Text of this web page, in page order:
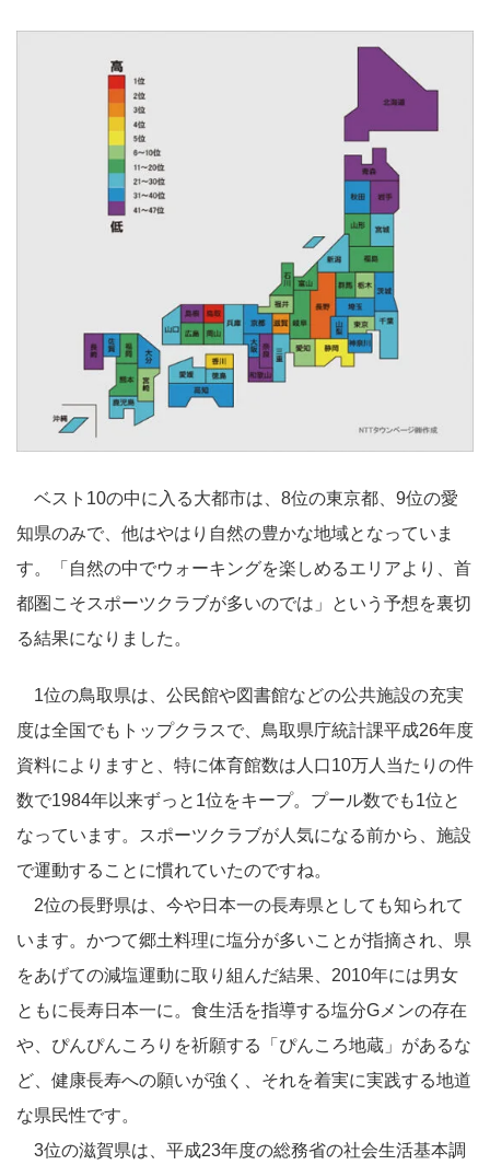
ベスト10の中に入る大都市は、8位の東京都、9位の愛
知県のみで、他はやはり自然の豊かな地域となっていま
す。「自然の中でウォーキングを楽しめるエリアより、首
都圏こそスポーツクラブが多いのでは」という予想を裏切
る結果になりました。
1位の鳥取県は、公民館や図書館などの公共施設の充実
度は全国でもトップクラスで、鳥取県庁統計課平成26年度
資料によりますと、特に体育館数は人口10万人当たりの件
数で1984年以来ずっと1位をキープ。プール数でも1位と
なっています。スポーツクラブが人気になる前から、施設
で運動することに慣れていたのですね。
2位の長野県は、今や日本一の長寿県としても知られて
います。かつて郷土料理に塩分が多いことが指摘され、県
をあげての減塩運動に取り組んだ結果、2010年には男女
ともに長寿日本一に。食生活を指導する塩分Gメンの存在
や、ぴんぴんころりを祈願する「ぴんころ地蔵」があるな
ど、健康長寿への願いが強く、それを着実に実践する地道
な県民性です。
3位の滋賀県は、平成23年度の総務省の社会生活基本調